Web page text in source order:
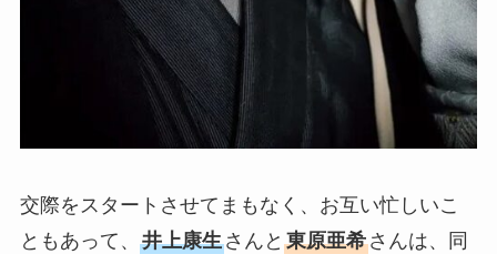
交際をスタートさせてまもなく、お互い忙しいこ
ともあって、 井上康生さんと 東原亜希さんは、同